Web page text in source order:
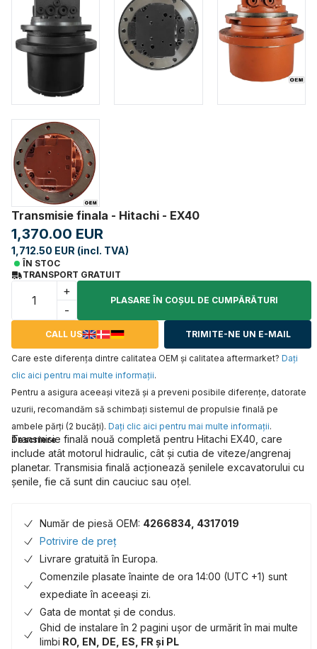
Transmisie finala - Hitachi - EX40
1,370.00 EUR
1,712.50 EUR (incl. TVA)
ÎN STOC
TRANSPORT GRATUIT
+
-
PLASARE ÎN COŞUL DE CUMPĂRĂTURI
CALL US TRIMITE-NE UN E-MAIL
Care este diferența dintre calitatea OEM și calitatea aftermarket? Daţi
clic aici pentru mai multe informaţii.
Pentru a asigura aceeaşi viteză şi a preveni posibile diferenţe, datorate
uzurii, recomandăm să schimbaţi sistemul de propulsie finală pe
ambele părţi (2 bucăţi). Daţi clic aici pentru mai multe informaţii.
Descriere
Transmisie finală nouă completă pentru Hitachi EX40, care
include atât motorul hidraulic, cât și cutia de viteze/angrenaj
planetar. Transmisia finală acționează șenilele excavatorului cu
șenile, fie că sunt din cauciuc sau oțel.
Număr de piesă OEM: 4266834, 4317019
Potrivire de preț
Livrare gratuită în Europa.
Comenzile plasate înainte de ora 14:00 (UTC +1) sunt
expediate în aceeași zi.
Gata de montat și de condus.
Ghid de instalare în 2 pagini ușor de urmărit în mai multe
limbi RO, EN, DE, ES, FR și PL